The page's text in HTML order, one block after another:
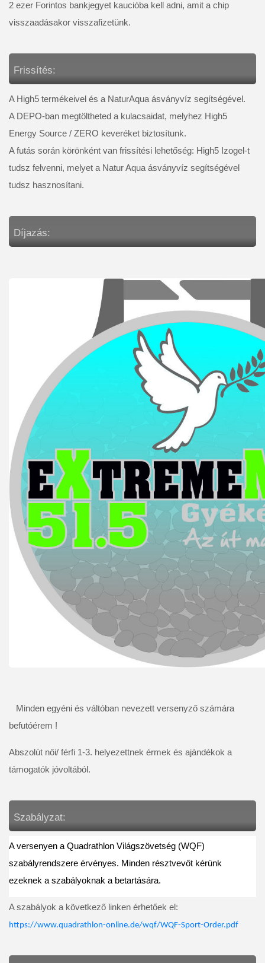
2 ezer Forintos bankjegyet kaucióba kell adni, amit a chip
visszaadásakor visszafizetünk.
Frissítés:
A High5 termékeivel és a NaturAqua ásványvíz segítségével.
A DEPO-ban megtöltheted a kulacsaidat, melyhez High5
Energy Source / ZERO keveréket biztosítunk.
A futás során körönként van frissítési lehetőség: High5 Izogel-t
tudsz felvenni, melyet a Natur Aqua ásványvíz segítségével
tudsz hasznosítani.
Díjazás:
befutóérem !
Abszolút női/ férfi 1-3. helyezettnek érmek és ajándékok a
támogatók jóvoltából.
Szabályzat:
A versenyen a Quadrathlon Világszövetség (WQF)
szabályrendszere érvényes. Minden résztvevőt kérünk
ezeknek a szabályoknak a betartására.
https://www.quadrathlon-online.de/wqf/WQF-Sport-Order.pdf